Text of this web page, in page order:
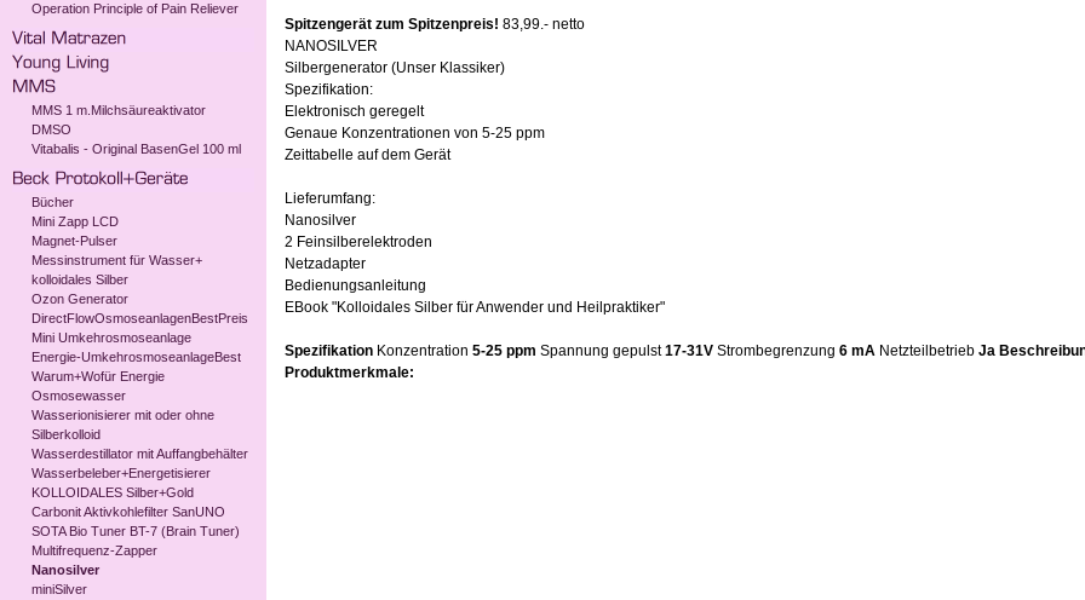
Operation Principle of Pain Reliever
MMS 1 m.Milchsäureaktivator
DMSO
Vitabalis - Original BasenGel 100 ml
Bücher
Mini Zapp LCD
Magnet-Pulser
Messinstrument für Wasser+
kolloidales Silber
Ozon Generator
DirectFlowOsmoseanlagenBestPreis
Mini Umkehrosmoseanlage
Energie-UmkehrosmoseanlageBest
Warum+Wofür Energie
Osmosewasser
Wasserionisierer mit oder ohne
Silberkolloid
Wasserdestillator mit Auffangbehälter
Wasserbeleber+Energetisierer
KOLLOIDALES Silber+Gold
Carbonit Aktivkohlefilter SanUNO
SOTA Bio Tuner BT-7 (Brain Tuner)
Multifrequenz-Zapper
Nanosilver
miniSilver
Spitzengerät zum Spitzenpreis! 83,99.- netto
NANOSILVER
Silbergenerator (Unser Klassiker)
Spezifikation:
Elektronisch geregelt
Genaue Konzentrationen von 5-25 ppm
Zeittabelle auf dem Gerät
Lieferumfang:
Nanosilver
2 Feinsilberelektroden
Netzadapter
Bedienungsanleitung
EBook "Kolloidales Silber für Anwender und Heilpraktiker"
Spezifikation Konzentration 5-25 ppm Spannung gepulst17-31V Strombegrenzung 6 mA Netzteilbetrieb Ja
Produktmerkmale: